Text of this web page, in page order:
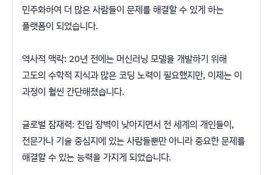
민주화하여 더 많은 사람들이 문제를 해결할 수 있게 하는
플랫폼이 되었습니다.
역사적 맥락: 20년 전에는 머신러닝 모델을 개발하기 위해
고도의 수학적 지식과 많은 코딩 노력이 필요했지만, 이제는 이
과정이 훨씬 간단해졌습니다.
글로벌 잠재력: 진입 장벽이 낮아지면서 전 세계의 개인들이,
전문가나 기술 중심지에 있는 사람들뿐만 아니라 중요한 문제를
해결할 수 있는 능력을 가지게 되었습니다.